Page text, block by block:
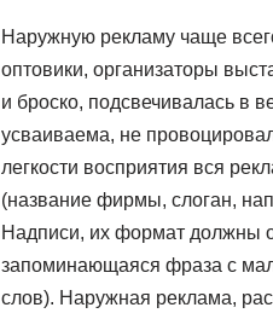
Наружную рекламу чаще
оптовики, организаторы
и броско, подсвечивалась в
усваиваема, не
легкости восприятия вся
(название фирмы, слоган,
Надписи, их формат должны
запоминающаяся фраза с
слов). Наружная реклама,